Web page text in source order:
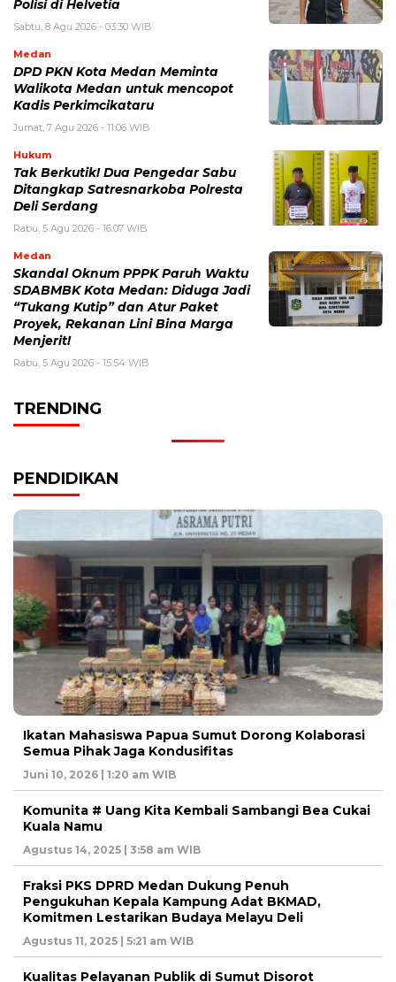
Polisi di Helvetia
Sabtu, 8 Agu 2026 - 03:30 WIB
Medan
DPD PKN Kota Medan Meminta
Walikota Medan untuk mencopot
Kadis Perkimcikataru
Jumat, 7 Agu 2026 - 11:06 WIB
Hukum
Tak Berkutik! Dua Pengedar Sabu
Ditangkap Satresnarkoba Polresta
Deli Serdang
Rabu, 5 Agu 2026 - 16:07 WIB
Medan
Skandal Oknum PPPK Paruh Waktu
SDABMBK Kota Medan: Diduga Jadi
“Tukang Kutip” dan Atur Paket
Proyek, Rekanan Lini Bina Marga
Menjerit!
Rabu, 5 Agu 2026 - 15:54 WIB
TRENDING
PENDIDIKAN
Ikatan Mahasiswa Papua Sumut Dorong Kolaborasi
Semua Pihak Jaga Kondusifitas
Juni 10, 2026 | 1:20 am WIB
Komunita # Uang Kita Kembali Sambangi Bea Cukai
Kuala Namu
Agustus 14, 2025 | 3:58 am WIB
Fraksi PKS DPRD Medan Dukung Penuh
Pengukuhan Kepala Kampung Adat BKMAD,
Komitmen Lestarikan Budaya Melayu Deli
Agustus 11, 2025 | 5:21 am WIB
Kualitas Pelayanan Publik di Sumut Disorot